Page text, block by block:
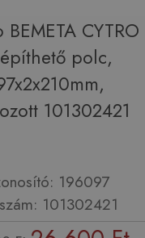
BEMETA CYTRO
polc,
101302421
196097
101302421